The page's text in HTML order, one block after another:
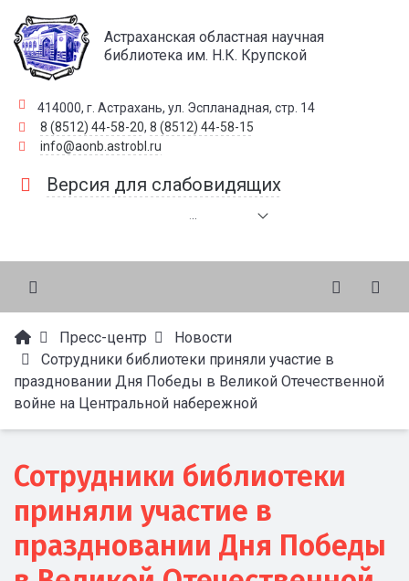
Астраханская областная научная
библиотека им. Н.К. Крупской
414000, г. Астрахань, ул. Эспланадная, стр. 14
8 (8512) 44-58-20, 8 (8512) 44-58-15
info@aonb.astrobl.ru
Версия для слабовидящих
Пресс-центр
Новости
Сотрудники библиотеки приняли участие в
праздновании Дня Победы в Великой Отечественной
войне на Центральной набережной
Сотрудники библиотеки
приняли участие в
праздновании Дня Победы